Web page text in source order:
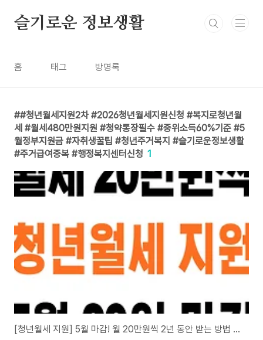
슬기로운 정보생활
홈 태그 방명록
#청년월세지원2차 #2026청년월세지원신청 #복지로청년월
세 #월세480만원지원 #청약통장필수 #중위소득60%기준 #5
월정부지원금 #자취생꿀팁 #청년주거복지 #슬기로운정보생활
#주거급여중복 #행정복지센터신청 1
[청년월세 지원] 5월 마감! 월 20만원씩 2년 동안 받는 방법 총정리 (19편)